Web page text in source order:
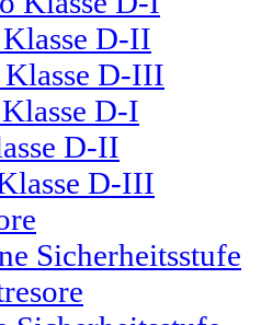
D-II
D-III
D-I
D-II
D-III
Sicherheitsstufe